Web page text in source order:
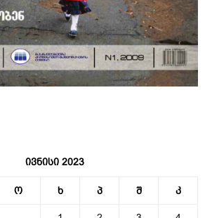
ივნისი 2023
ო ხ პ შ კ